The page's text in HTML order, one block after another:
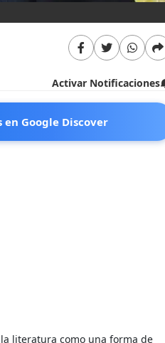
Activar Notificaciones
en Google Discover
literatura como una forma de